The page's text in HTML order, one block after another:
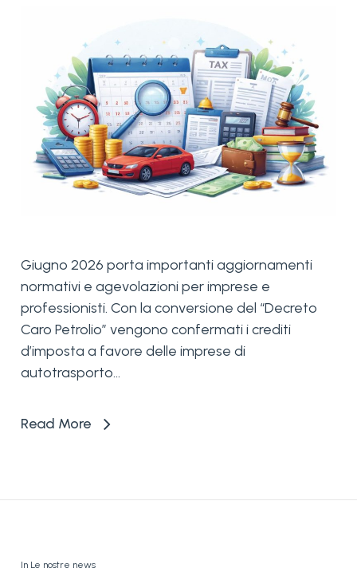
Giugno 2026 porta importanti aggiornamenti
normativi e agevolazioni per imprese e
professionisti. Con la conversione del “Decreto
Caro Petrolio” vengono confermati i crediti
d’imposta a favore delle imprese di
autotrasporto...
Read More
In Le nostre news